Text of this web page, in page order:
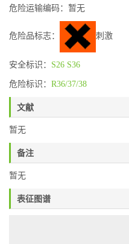
危险运输编码：暂无
危险品标志： 刺激
安全标识： S26 S36
危险标识： R36/37/38
文献
暂无
备注
暂无
表征图谱